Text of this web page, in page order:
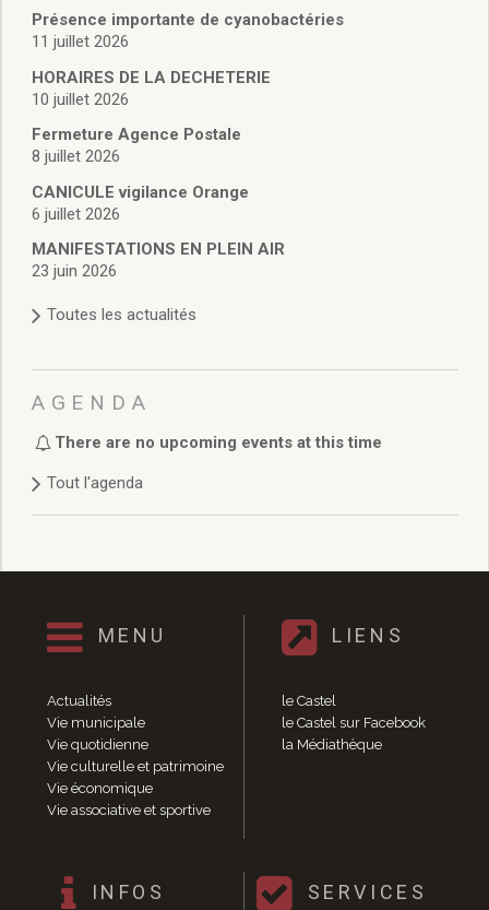
Services en ligne
Licences boissons
Cadastre
Actes d’état civil
Budget de Fonctionnement
Budget d’Investissement
Conseils municipaux
Règlement du conseil municipal
Délibérations 2025
Délibérations 2022
Délibérations 2021
Délibérations 2020
Délibérations 2019
Délibérations 2018
Délibérations 2014
Délibérations 2013
Délibérations 2011
Délibérations 2010
Délibérations 2009
Délibérations 2008
Agenda réunions publiques
Marchés publics
Vie quotidienne
Présence importante de cyanobactéries
11 juillet 2026
HORAIRES DE LA DECHETERIE
10 juillet 2026
Fermeture Agence Postale
8 juillet 2026
CANICULE vigilance Orange
6 juillet 2026
MANIFESTATIONS EN PLEIN AIR
23 juin 2026
Toutes les actualités
AGENDA
There are no upcoming events at this time
Tout l'agenda
MENU
Actualités
Vie municipale
Vie quotidienne
Vie culturelle et patrimoine
Vie économique
Vie associative et sportive
LIENS
le Castel
le Castel sur Facebook
la Médiathèque
INFOS SERVICES